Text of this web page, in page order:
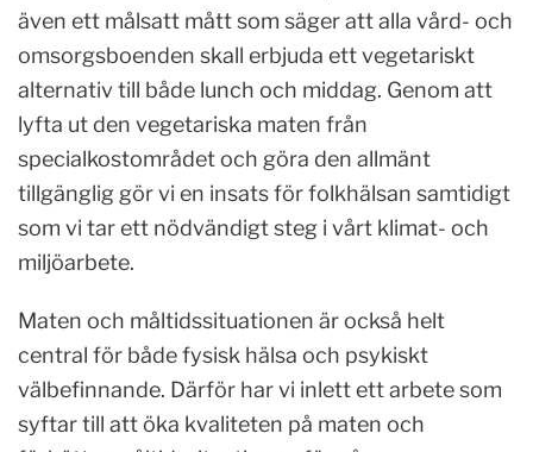
även ett målsatt mått som säger att alla vård- och
omsorgsboenden skall erbjuda ett vegetariskt
alternativ till både lunch och middag. Genom att
lyfta ut den vegetariska maten från
specialkostområdet och göra den allmänt
tillgänglig gör vi en insats för folkhälsan samtidigt
som vi tar ett nödvändigt steg i vårt klimat- och
miljöarbete.
Maten och måltidssituationen är också helt
central för både fysisk hälsa och psykiskt
välbefinnande. Därför har vi inlett ett arbete som
syftar till att öka kvaliteten på maten och